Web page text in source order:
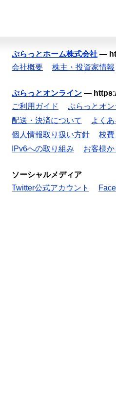
ぷらっとホーム株式会社 —
会社概要
株主・投資家情報
ぷらっとオンライン —
ご利用ガイド
ぷらっとオ
配送・決済について
よく
個人情報取り扱い方針
校
IPv6への取り組み
お客様
ソーシャルメディア
Twitter公式アカウント